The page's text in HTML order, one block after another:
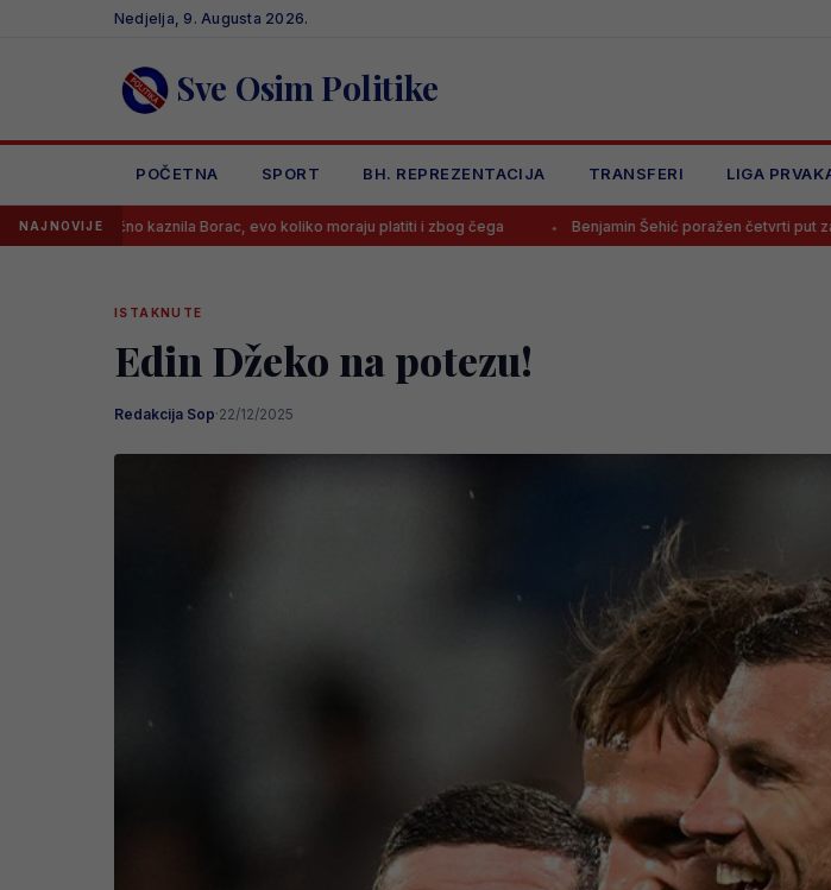
Nedjelja, 9. Augusta 2026.
Sve Osim Politike
POČETNA SPORT BH. REPREZENTACIJA TRANSFERI LIGA
NAJNOVIJE
Borac, evo koliko moraju platiti i zbog čega Benjamin Šehić poražen četvrti put zaredom, povrijedio
ISTAKNUTE
Edin Džeko na potezu!
Redakcija Sop·22/12/2025